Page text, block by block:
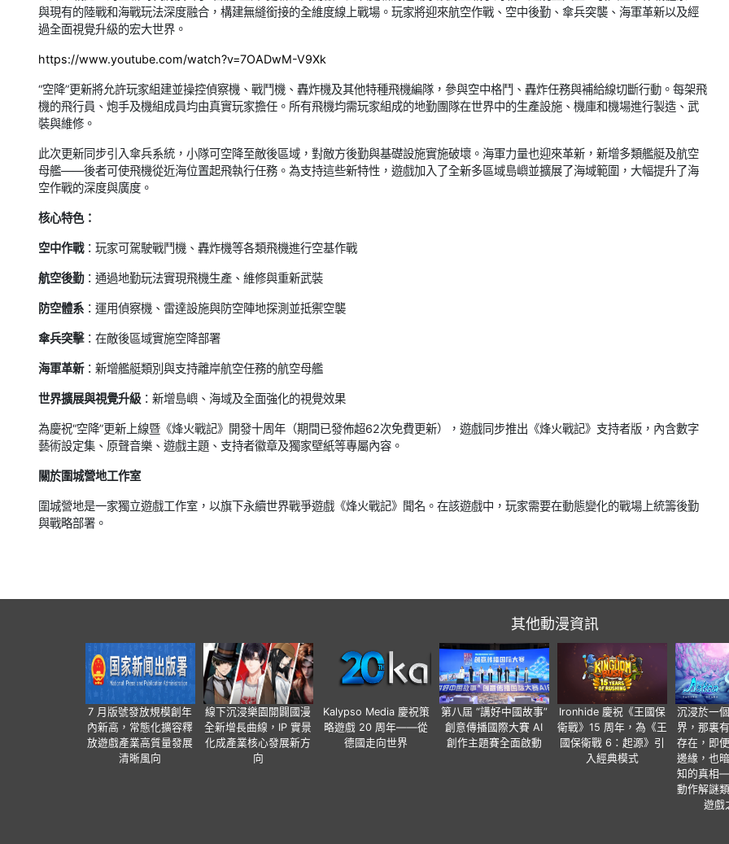
與現有的陸戰和海戰玩法深度融合，構建無縫銜接的全維度線上戰場。玩家將迎來航空作戰、空中後勤、傘兵突襲、海軍革新以及經
過全面視覺升級的宏大世界。
https://www.youtube.com/watch?v=7OADwM-V9Xk
“空降”更新將允許玩家組建並操控偵察機、戰鬥機、轟炸機及其他特種飛機編隊，參與空中格鬥、轟炸任務與補給線切斷行動。每架飛
機的飛行員、炮手及機組成員均由真實玩家擔任。所有飛機均需玩家組成的地勤團隊在世界中的生產設施、機庫和機場進行製造、武
裝與維修。
此次更新同步引入傘兵系統，小隊可空降至敵後區域，對敵方後勤與基礎設施實施破壞。海軍力量也迎來革新，新增多類艦艇及航空
母艦——後者可使飛機從近海位置起飛執行任務。為支持這些新特性，遊戲加入了全新多區域島嶼並擴展了海域範圍，大幅提升了海
空作戰的深度與廣度。
核心特色：
空中作戰：玩家可駕駛戰鬥機、轟炸機等各類飛機進行空基作戰
航空後勤：通過地勤玩法實現飛機生產、維修與重新武裝
防空體系 ：運用偵察機、雷達設施與防空陣地探測並抵禦空襲
傘兵突擊：在敵後區域實施空降部署
海軍革新：新增艦艇類別與支持離岸航空任務的航空母艦
世界擴展與視覺升級 ：新增島嶼、海域及全面強化的視覺效果
為慶祝“空降”更新上線暨《烽火戰記》開發十周年（期間已發佈超62次免費更新），遊戲同步推出《烽火戰記》支持者版，內含數字
藝術設定集、原聲音樂、遊戲主題、支持者徽章及獨家壁紙等專屬內容。
關於圍城營地工作室
圍城營地是一家獨立遊戲工作室，以旗下永續世界戰爭遊戲《烽火戰記》聞名。在該遊戲中，玩家需要在動態變化的戰場上統籌後勤
與戰略部署。
其他動漫資訊
7 月版號發放規模創年
內新高，常態化擴容釋
放遊戲產業高質量發展
清晰風向
線下沉浸樂園開闢國漫
全新增長曲線，IP 實景
化成產業核心發展新方
向
Kalypso Media 慶祝策
略遊戲 20 周年——從
德國走向世界
第八屆 “講好中國故事”
創意傳播國際大賽 AI
創作主題賽全面啟動
Ironhide 慶祝《王國保
衛戰》15 周年，為《王
國保衛戰 6：起源》引
入經典模式
沉浸於一
界，那裏
存在，即
邊緣，也
知的真相
動作解謎
遊戲